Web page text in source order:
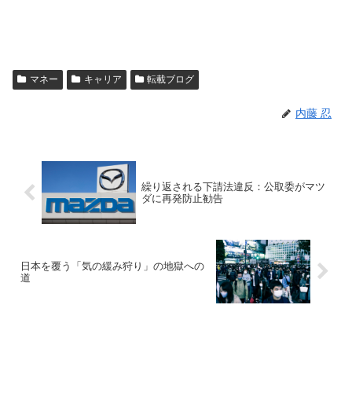
マネー キャリア 転載ブログ
内藤 忍
繰り返される下請法違反：公取委がマツ
ダに再発防止勧告
日本を覆う「気の緩み狩り」の地獄への
道